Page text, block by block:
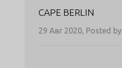
CAPE BERLIN
29 Авг 2020, Posted by